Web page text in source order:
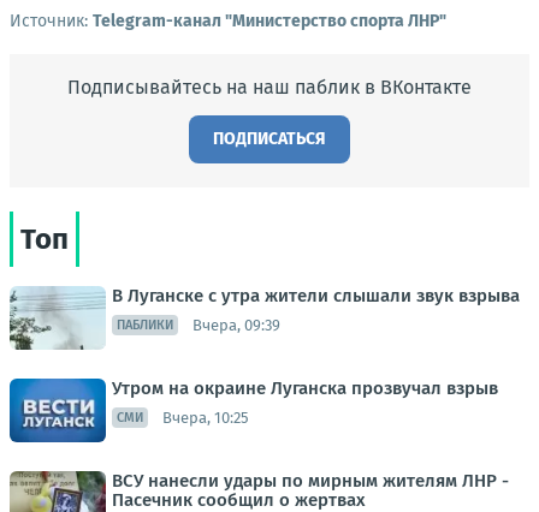
Источник: Telegram-канал "Министерство спорта ЛНР"
Подписывайтесь на наш паблик в ВКонтакте
ПОДПИСАТЬСЯ
Топ
В Луганске с утра жители слышали звук взрыва
ПАБЛИКИ Вчера, 09:39
Утром на окраине Луганска прозвучал взрыв
СМИ Вчера, 10:25
ВСУ нанесли удары по мирным жителям ЛНР -
Пасечник сообщил о жертвах